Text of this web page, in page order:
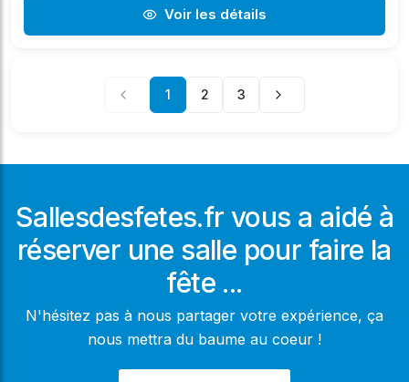
Voir les détails
1 2 3
Sallesdesfetes.fr vous a aidé à
réserver une salle pour faire la
fête ...
N'hésitez pas à nous partager votre expérience, ça
nous mettra du baume au coeur !